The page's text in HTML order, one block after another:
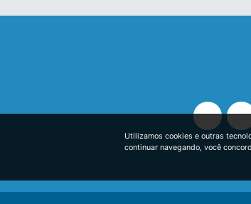
Utilizamos cookies e outras
continuar navegando, você